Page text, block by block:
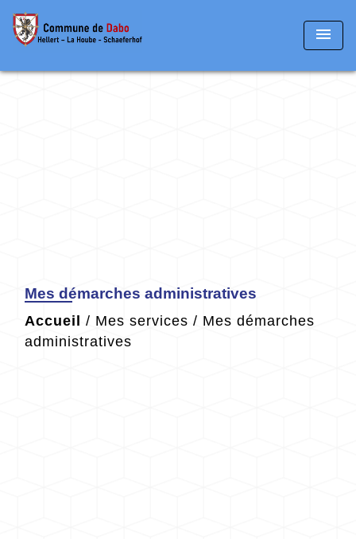
menu
Mes démarches administratives
Accueil / Mes services / Mes démarches
administratives